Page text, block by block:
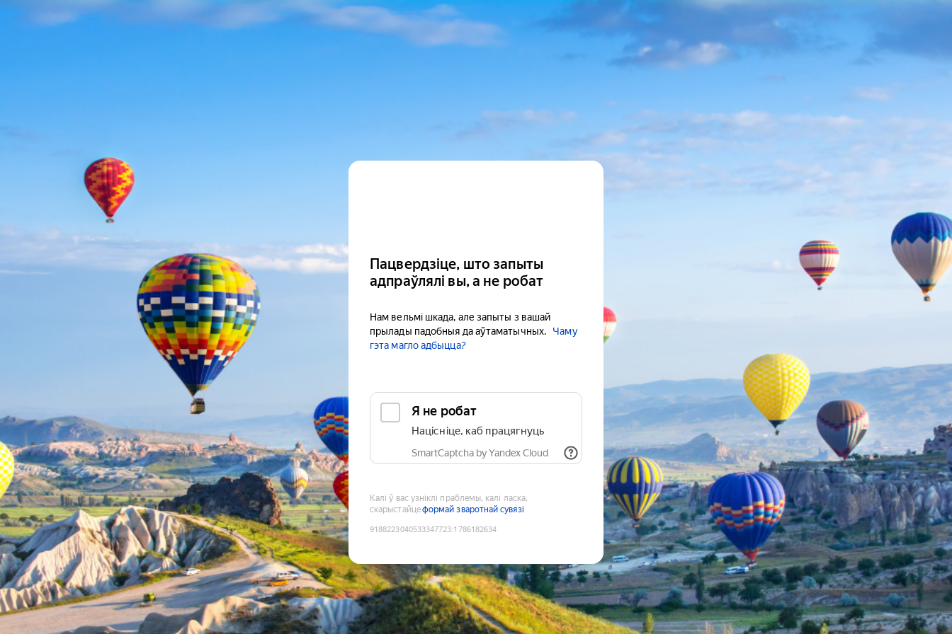
Пацвердзіце, што запыты
адпраўлялі вы, а не робат
Нам вельмі шкада, але запыты з вашай
прылады падобныя да аўтаматычных.
Чаму
гэта магло адбыцца?
Я не робат
Націсніце, каб працягнуць
SmartCaptcha by Yandex Cloud
Калі ў вас узніклі праблемы, калі ласка,
скарыстайцеформай зваротнай сувязі
9188223040533347723:1786182634